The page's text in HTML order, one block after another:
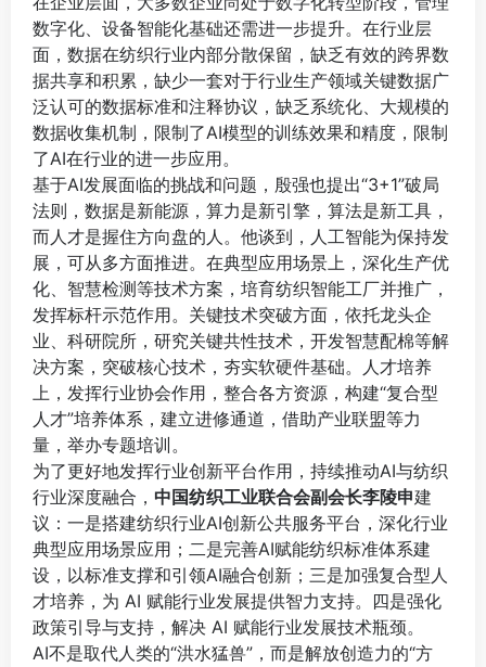
数字化、设备智能化基础还需进一步提升。在行业层
面，数据在纺织行业内部分散保留，缺乏有效的跨界数
据共享和积累，缺少一套对于行业生产领域关键数据广
泛认可的数据标准和注释协议，缺乏系统化、大规模的
数据收集机制，限制了AI模型的训练效果和精度，限制
了AI在行业的进一步应用。
基于AI发展面临的挑战和问题，殷强也提出“3+1”破局
法则，数据是新能源，算力是新引擎，算法是新工具，
而人才是握住方向盘的人。他谈到，人工智能为保持发
展，可从多方面推进。在典型应用场景上，深化生产优
化、智慧检测等技术方案，培育纺织智能工厂并推广，
发挥标杆示范作用。关键技术突破方面，依托龙头企
业、科研院所，研究关键共性技术，开发智慧配棉等解
决方案，突破核心技术，夯实软硬件基础。人才培养
上，发挥行业协会作用，整合各方资源，构建“复合型
人才”培养体系，建立进修通道，借助产业联盟等力
量，举办专题培训。
为了更好地发挥行业创新平台作用，持续推动AI与纺织
行业深度融合， 中国纺织工业联合会副会长李陵申建
议：一是搭建纺织行业AI创新公共服务平台，深化行业
典型应用场景应用；二是完善AI赋能纺织标准体系建
设，以标准支撑和引领AI融合创新；三是加强复合型人
才培养，为 AI 赋能行业发展提供智力支持。四是强化
政策引导与支持，解决 AI 赋能行业发展技术瓶颈。
AI不是取代人类的“洪水猛兽”，而是解放创造力的“方